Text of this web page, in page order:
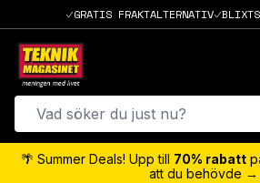
GRATIS FRAKTALTERNATIV
🌴 Summer Deals! Upp till 70% rabatt
att du behövde →